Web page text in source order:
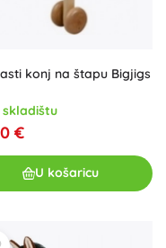
konj na štapu Bigjigs
skladištu
€
U košaricu